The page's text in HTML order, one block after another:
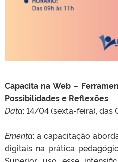
Capacita na Web –
Possibilidades e Reflexões
Data: 14/04 (sexta-feira), das
Ementa: a capacitação
digitais na prática
Superior, uso esse